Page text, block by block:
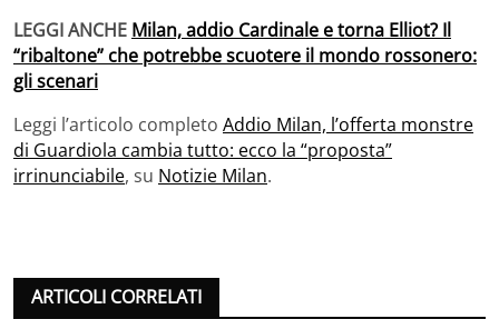
LEGGI ANCHE Milan, addio Cardinale e torna Elliot? Il
“ribaltone” che potrebbe scuotere il mondo rossonero:
gli scenari
Leggi l’articolo completo Addio Milan, l’offerta monstre
di Guardiola cambia tutto: ecco la “proposta”
irrinunciabile, su Notizie Milan.
ARTICOLI CORRELATI